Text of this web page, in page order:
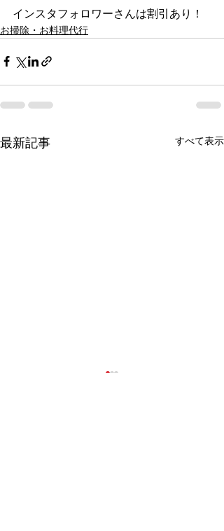
インスタフォロワーさんは割引あり！
お掃除・お料理代行
最新記事 すべて表示